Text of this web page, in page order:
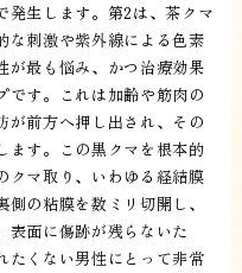
発生します。第2は、茶クマ
な刺激や紫外線による色素
が最も悩み、かつ治療効果
です。これは加齢や筋肉の
が前方へ押し出され、その
ます。この黒クマを根本的
クマ取り、いわゆる経結膜
の粘膜を数ミリ切開し、
表面に傷跡が残らないた
たくない男性にとって非常